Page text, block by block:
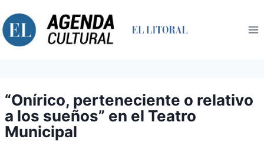
al
contenido
“Onírico, perteneciente o relativo
a los sueños” en el Teatro
Municipal